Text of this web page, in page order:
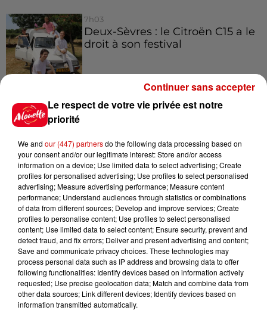
7h03
Deux-Sèvres : le Citroën C15 a le
droit à son festival
Un homme décède après une
6 août 2026
Vendre un chiot en animalerie
peut coûter très cher
6 août 2026
Invasion de physalies sur des
plages du Sud-Ouest
Le respect de votre vie privée est notre
priorité
We and our (447) partnersdo the following data processing based on
your consent and/or our legitimate interest: Store and/or access
information on a device; Use limited data to select advertising; Create
profiles for personalised advertising; Use profiles to select personalised
advertising; Measure advertising performance; Measure content
performance; Understand audiences through statistics or combinations
of data from different sources; Develop and improve services; Create
profiles to personalise content; Use profiles to select personalised
content; Use limited data to select content; Ensure security, prevent and
detect fraud, and fix errors; Deliver and present advertising and content;
Save and communicate privacy choices. These technologies may
process personal data such as IP address and browsing data to offer
following functionalities: Identify devices based on information actively
requested; Use precise geolocation data; Match and combine data from
other data sources; Link different devices; Identify devices based on
information transmitted automatically.
Continuer sans accepter